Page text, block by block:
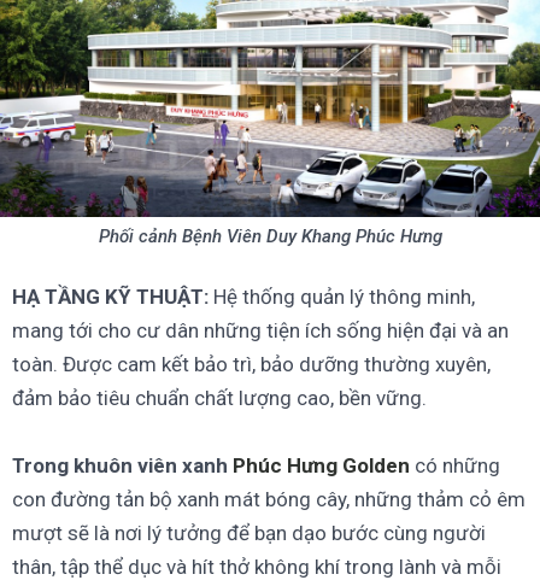
Phối cảnh Bệnh Viên Duy Khang Phúc Hưng
HẠ TẦNG KỸ THUẬT: Hệ thống quản lý thông minh,
mang tới cho cư dân những tiện ích sống hiện đại và an
toàn. Được cam kết bảo trì, bảo dưỡng thường xuyên,
đảm bảo tiêu chuẩn chất lượng cao, bền vững.
Trong khuôn viên xanh Phúc Hưng Golden có những
con đường tản bộ xanh mát bóng cây, những thảm cỏ êm
mượt sẽ là nơi lý tưởng để bạn dạo bước cùng người
thân, tập thể dục và hít thở không khí trong lành và mỗi